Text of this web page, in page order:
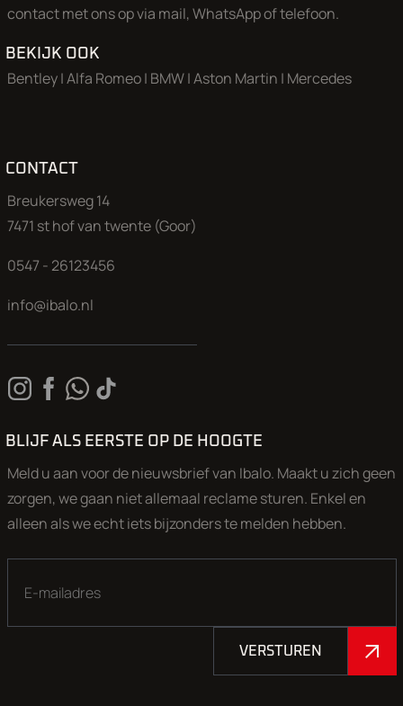
contact met ons op via mail, WhatsApp of telefoon.
BEKIJK OOK
Bentley|Alfa Romeo| BMW|Aston Martin | Mercedes
CONTACT
Breukersweg 14
7471 st hof van twente (Goor)
0547 - 26123456
info@ibalo.nl
BLIJF ALS EERSTE OP DE HOOGTE
Meld u aan voor de nieuwsbrief van Ibalo. Maakt u zich geen
zorgen, we gaan niet allemaal reclame sturen. Enkel en
alleen als we echt iets bijzonders te melden hebben.
VERSTUREN